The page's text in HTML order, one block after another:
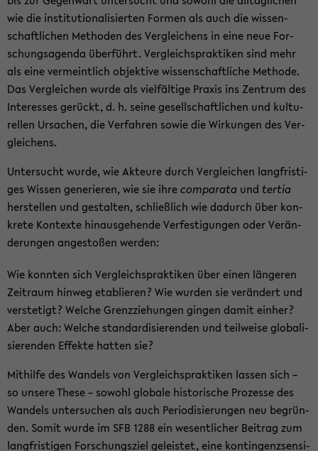
wie die in­sti­tu­tio­na­li­sier­ten For­men als auch die wis­sen­
schaft­li­chen Me­tho­den des Ver­glei­chens in eine neue For­
schungs­agen­da über­führt. Ver­gleichs­prak­ti­ken sind mehr
als eine ver­meint­lich ob­jek­ti­ve wis­sen­schaft­li­che Me­tho­de.
Das Ver­glei­chen wurde als viel­fäl­ti­ge Pra­xis ins Zen­trum des
In­ter­es­ses ge­rückt, d. h. seine ge­sell­schaft­li­chen und kul­tu­
rel­len Ur­sa­chen, die Ver­fah­ren sowie die Wir­kun­gen des Ver­
glei­chens.
Un­ter­sucht wurde, wie Ak­teu­re durch Ver­glei­chen lang­fris­ti­
ges Wis­sen ge­ne­rie­ren, wie sie ihrecom­pa­ra­ta und ter­tia
her­stel­len und ge­stal­ten, schließ­lich wie da­durch über kon­
kre­te Kon­tex­te hin­aus­ge­hen­de Ver­fes­ti­gun­gen oder Ver­än­
de­run­gen an­ge­sto­ßen wer­den:
Wie konn­ten sich Ver­gleichs­prak­ti­ken über einen län­ge­ren
Zeit­raum hin­weg eta­blie­ren? Wie wur­den sie ver­än­dert und
ver­ste­tigt? Wel­che Grenz­zie­hun­gen gin­gen damit ein­her?
Aber auch: Wel­che stan­dar­di­sie­ren­den und teil­wei­se glo­ba­li­
sie­ren­den Ef­fek­te hat­ten sie?
Mit­hil­fe des Wan­dels von Ver­gleichs­prak­ti­ken las­sen sich –
so un­se­re These – so­wohl glo­ba­le his­to­ri­sche Pro­zes­se des
Wan­dels un­ter­su­chen als auch Pe­ri­odi­sie­run­gen neu be­grün­
den. Somit wurde im SFB 1288 ein we­sent­li­cher Bei­trag zum
lang­fris­ti­gen For­schungs­ziel ge­leis­tet, eine kon­tin­genz­sen­si­